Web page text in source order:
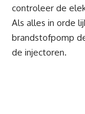
controleer de
Als alles in orde
brandstofpomp
de injectoren.